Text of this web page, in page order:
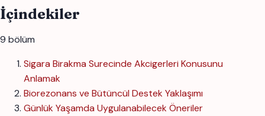
İçindekiler
9 bölüm
Sigara Birakma Surecinde Akcigerleri Konusunu
Anlamak
Biorezonans ve Bütüncül Destek Yaklaşımı
Günlük Yaşamda Uygulanabilecek Öneriler